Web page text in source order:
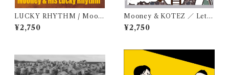
LUCKY RHYTHM / Moon
ey & His Lucky Rhythm
¥2,750
Mooney & KOTEZ ／ Let’s
Christmas
¥2,750